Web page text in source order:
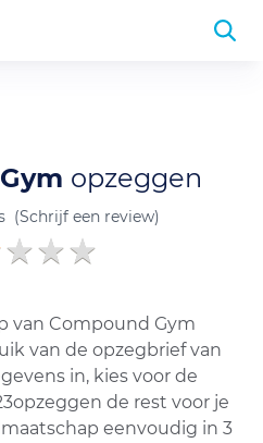
opzeggen
(Schrijf een review)
van Compound Gym
van de opzegbrief van
in, kies voor de
de rest voor je
eenvoudig in 3